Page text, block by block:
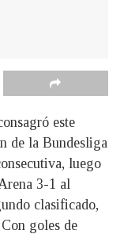
este
de la Bundesliga
luego
3-1 al
clasificado,
goles de